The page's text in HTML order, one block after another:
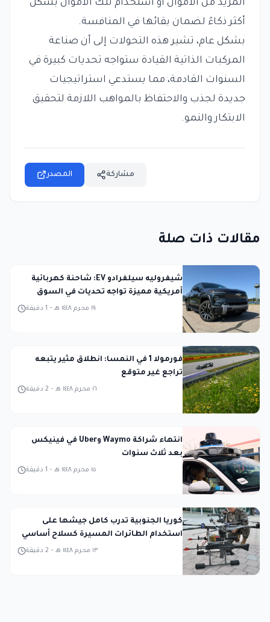
المزيد من الأموال أو استخدام تلك الأموال بشكل
أكثر ذكاءً لضمان بقائها في المنافسة.
بشكل عام، تشير هذه التحولات إلى أن صناعة
المركبات الذاتية القيادة ستواجه تحديات كبيرة في
السنوات القادمة، مما يستدعي استراتيجيات
جديدة لجذب والاحتفاظ بالمواهب اللازمة لتحقيق
الابتكار والنمو.
المصدر مشاركة
مقالات ذات صلة
شيفروليه سيلفرادو EV: شاحنة كهربائية
أمريكية مميزة تواجه تحديات في السوق
1 دقيقة - ١٩ محرم ١٤٤٨ هـ
فورمولا 1 في النمسا: انطلاق مثير يتبعه
تراجع غير متوقع
2 دقيقة - ١٦ محرم ١٤٤٨ هـ
انتهاء شراكة Waymo وUber في فينيكس
بعد ثلاث سنوات
1 دقيقة - ١٥ محرم ١٤٤٨ هـ
كوريا الجنوبية تدرب كامل جيشها على
استخدام الطائرات المسيرة كسلاح أساسي
2 دقيقة - ١٣ محرم ١٤٤٨ هـ